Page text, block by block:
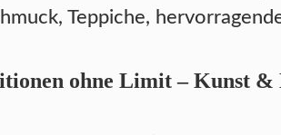
Teppiche,
ohne Limit – Kunst &